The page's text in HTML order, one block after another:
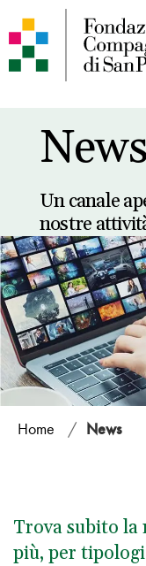
News
Un canale
nostre
Home / News
Trova subito la
più, per